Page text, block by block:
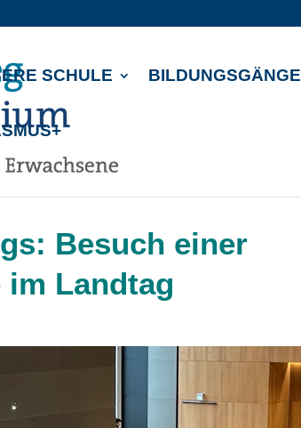
SCHULE BILDUNGSGÄNGE
Besuch einer
im Landtag